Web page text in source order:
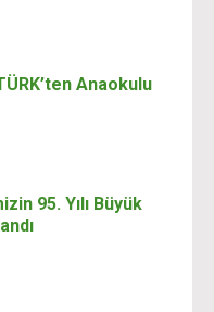
Anaokulu
95. Yılı Büyük